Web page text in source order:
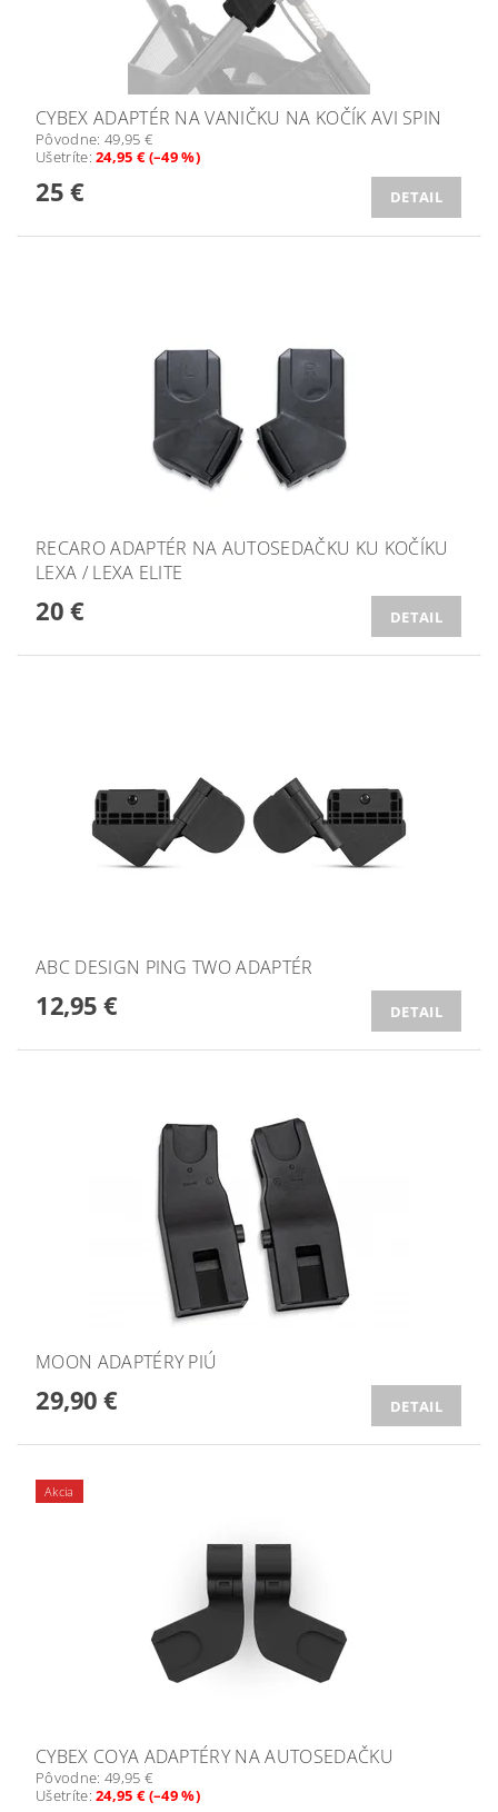
CYBEX ADAPTÉR NA VANIČKU NA KOČÍK AVI SPIN
Pôvodne: 49,95 €
Ušetríte:24,95 € (–49 %)
25 € DETAIL
RECARO ADAPTÉR NA AUTOSEDAČKU KU KOČÍKU
LEXA / LEXA ELITE
20 € DETAIL
ABC DESIGN PING TWO ADAPTÉR
12,95 € DETAIL
MOON ADAPTÉRY PIÚ
29,90 € DETAIL
Akcia
CYBEX COYA ADAPTÉRY NA AUTOSEDAČKU
Pôvodne: 49,95 €
Ušetríte:24,95 € (–49 %)